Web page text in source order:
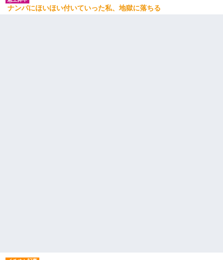
ナンパにほいほい付いていった私、地獄に落ちる